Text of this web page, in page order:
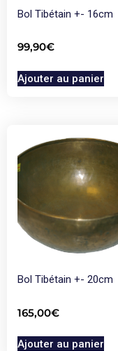
Bol Tibétain +- 16cm
99,90€
Ajouter au panier
Bol Tibétain +- 20cm
165,00€
Ajouter au panier